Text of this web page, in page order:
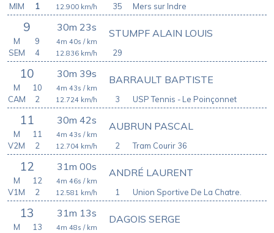
35
12.900 km/h
MIM
1 Mers sur Indre
9 30m 23s
29
STUMPF ALAIN LOUIS
4m 40s / km
12.836 km/h
M
9
SEM
4
10 30m 39s
3
BARRAULT BAPTISTE
4m 43s / km
12.724 km/h
M
10
CAM
2 USP Tennis - Le Poinçonnet
11 30m 42s
2
AUBRUN PASCAL
4m 43s / km
12.704 km/h
M
11
V2M
2 Tram Courir 36
12 31m 00s
1
ANDRÉ LAURENT
4m 46s / km
12.581 km/h
M
12
V1M
2 Union Sportive De La Chatre.
13 31m 13s DAGOIS SERGE
4m 48s / km
M
13